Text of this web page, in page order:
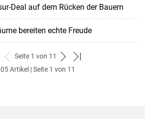
Deal auf dem Rücken der Bauern
bereiten echte Freude
zurück
zum
Seite 1 von 11
weiter
zum
zum
Artikel | Seite 1 von 11